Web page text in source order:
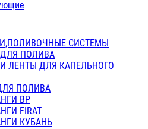
СИСТЕМЫ
ПОЛИВА
ЛЕНТЫ ДЛЯ КАПЕЛЬНОГО
ПОЛИВА
ВР
FIRAT
КУБАНЬ